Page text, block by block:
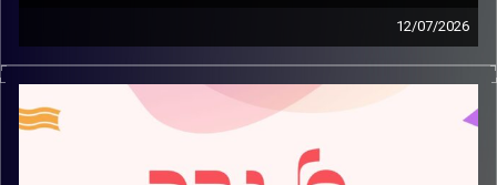
12/07/2026
מוזיקה קצבית חדשה עם עדן ברק
קרדיט תמונות:
AudioVersity